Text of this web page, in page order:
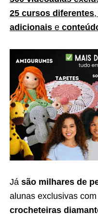
25 cursos diferentes
adicionais e
Já são milhares de
alunas exclusivas
crocheteiras